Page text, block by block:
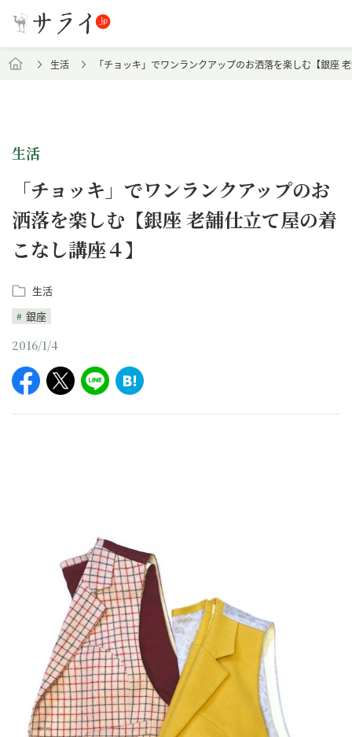
生活 「チョッキ」でワンランクアップのお洒落を楽しむ【銀座
生活
「チョッキ」でワンランクアップのお
洒落を楽しむ【銀座 老舗仕立て屋の着
こなし講座４】
生活
銀座
2016/1/4